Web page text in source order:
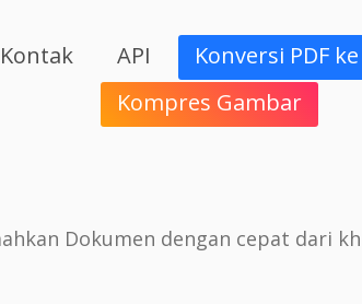
Kontak API Konversi PDF
Kompres Gambar
Dokumen dengan cepat dari